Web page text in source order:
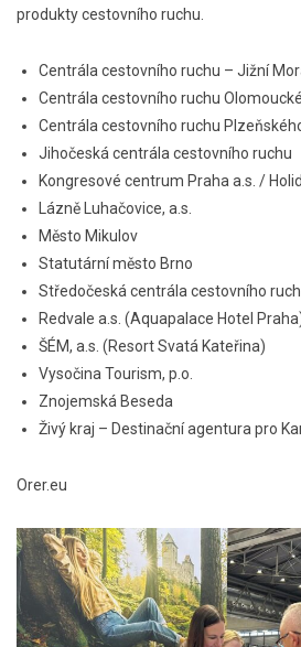
produkty cestovního ruchu.
Centrála cestovního ruchu – Jižní
Centrála cestovního ruchu
Centrála cestovního ruchu
Jihočeská centrála cestovního ruchu
Kongresové centrum Praha a.s. /
Lázně Luhačovice, a.s.
Město Mikulov
Statutární město Brno
Středočeská centrála cestovního
Redvale a.s. (Aquapalace Hotel
ŠÉM, a.s. (Resort Svatá Kateřina)
Vysočina Tourism, p.o.
Znojemská Beseda
Živý kraj – Destinační agentura pro
Orer.eu